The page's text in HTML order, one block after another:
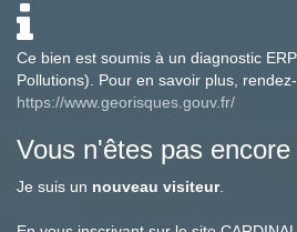
Ce bien est soumis à un diagnostic
Pollutions). Pour en savoir plus,
https://www.georisques.gouv.fr/
Vous n'êtes pas
Je suis un nouveau visiteur.